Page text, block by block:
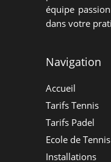
équipe
dans votre
Navigation
Accueil
Tarifs Tennis
Tarifs Padel
Ecole de Tennis
Installations